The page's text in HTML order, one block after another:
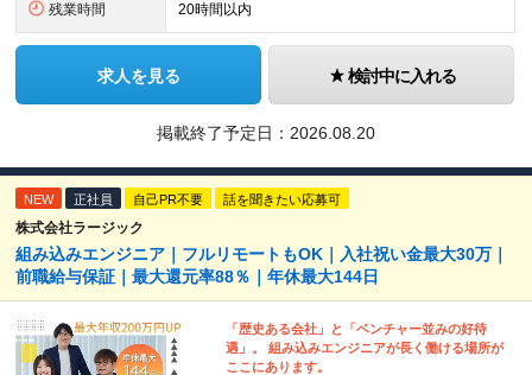
残業時間 20時間以内
求人を見る 検討中に入れる
掲載終了予定日： 2026.08.20
NEW 正社員 自己PR不要 話を聞きたい応募可
株式会社ラージック
組み込みエンジニア｜フルリモートもOK｜入社祝い金最大30万｜
前職給与保証｜最大還元率88％｜年休最大144日
「歴史ある会社」と「ベンチャー並みの好待
遇」。 組み込みエンジニアが長く働ける場所が
ここにあります。